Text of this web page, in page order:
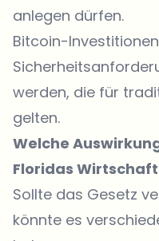
anlegen dürfen.
Bitcoin-
werden, die für
gelten.
Welche
Floridas
Sollte das Gesetz
könnte es